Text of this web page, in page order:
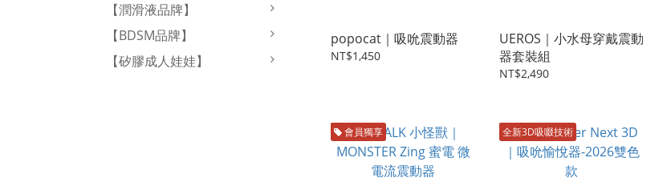
【潤滑液品牌】
【BDSM品牌】
【矽膠成人娃娃】
popocat｜吸吮震動器
NT$1,450
UEROS｜小水母穿戴震動
器套裝組
NT$2,490
會員獨享 全新3D吸啜技術